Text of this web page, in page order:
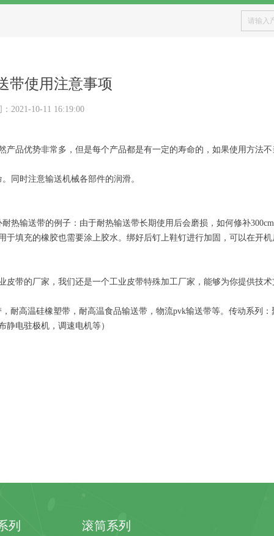
带使用注意事项
品优势非常多，但是每个产品都是有一定的寿命的，如果使用方法
同时注意输送机械各部件的润滑。
输送带的例子：由于耐热输送带长期使用后会磨损，如何修补
填充的橡胶也需要涂上胶水。绑好后钉上鞋钉进行加固，可以在开
带的厂家，我们还是一个工业皮带特殊加工厂家，能够为你提供技
耐高温硅橡塑带，耐高温食品输送带，物流pvk输送带等。传动系列
电驻极机，调速电机等）
2021-10-11 16:19:00
列 滚筒系列